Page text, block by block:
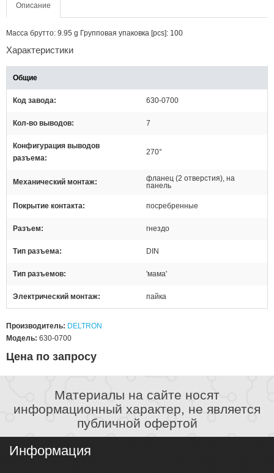
Описание
Масса брутто: 9.95 g Групповая упаковка [pcs]: 100
Характеристики
Общие
Код завода 630-0700
Кол-во выводов 7
Конфигурация выводов
разъема
270°
Механический монтаж
фланец (2 отверстия), на
панель
Покрытие контакта посребренные
Разъем гнездо
Тип разъема DIN
Тип разъемов 'мама'
Электрический монтаж пайка
Производитель: DELTRON
Модель: 630-0700
Цена по запросу
Материалы на сайте носят
информационный характер, не является
публичной офертой
Информация